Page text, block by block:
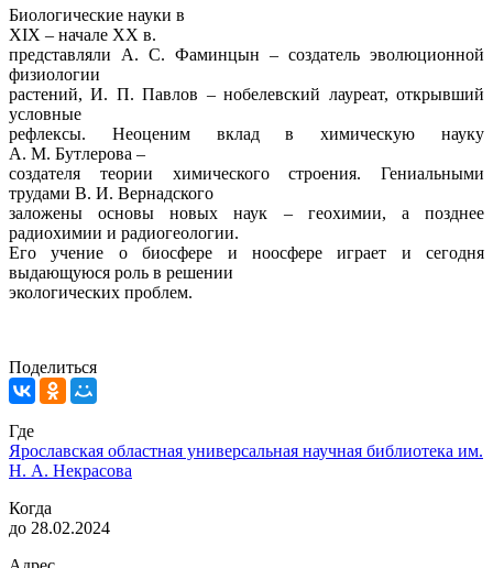
Биологические науки в
XIX – начале XX в.
представляли А. С. Фаминцын – создатель эволюционной
физиологии
растений, И. П. Павлов – нобелевский лауреат, открывший
условные
рефлексы. Неоценим вклад в химическую науку
A. M. Бутлерова –
создателя теории химического строения. Гениальными
трудами В. И. Вернадского
заложены основы новых наук – геохимии, а позднее
радиохимии и радиогеологии.
Его учение о биосфере и ноосфере играет и сегодня
выдающуюся роль в решении
экологических проблем.
Поделиться
Где
Ярославская областная универсальная научная библиотека им.
Н. А. Некрасова
Когда
до 28.02.2024